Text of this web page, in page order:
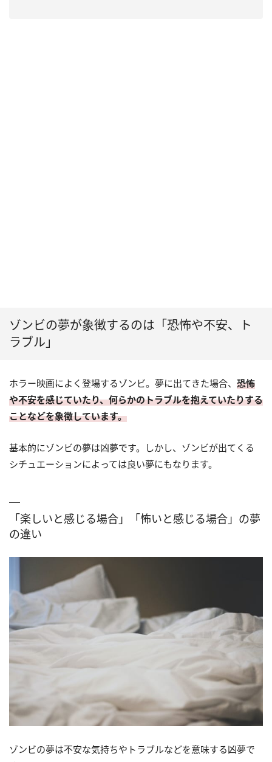
ゾンビの夢が象徴するのは「恐怖や不安、ト
ラブル」
ホラー映画によく登場するゾンビ。夢に出てきた場合、 恐怖
や不安を感じていたり、何らかのトラブルを抱えていたりする
ことなどを象徴しています。
基本的にゾンビの夢は凶夢です。しかし、ゾンビが出てくる
シチュエーションによっては良い夢にもなります。
「楽しいと感じる場合」「怖いと感じる場合」の夢
の違い
ゾンビの夢は不安な気持ちやトラブルなどを意味する凶夢で